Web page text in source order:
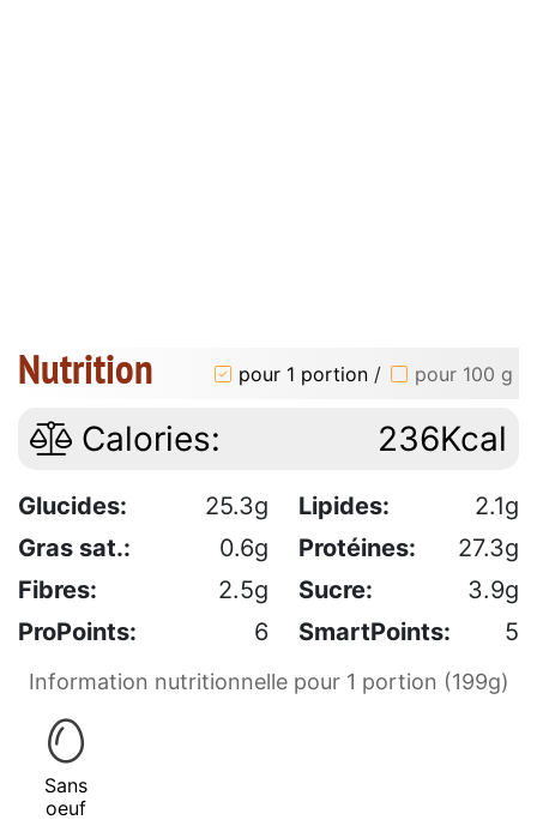
Nutrition pour 1 portion / pour 100 g
Calories: 236Kcal
Glucides: 25.3g Lipides:
2.1g
Gras sat.:
0.6g Protéines:
27.3g
Fibres:
2.5g Sucre:
3.9g
ProPoints:
6 SmartPoints: 5
Information nutritionnelle pour 1 portion (199g)
Sans
oeuf